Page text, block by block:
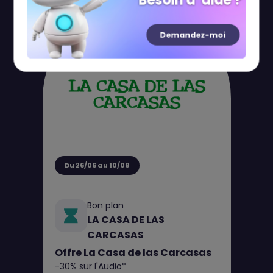
Du 26/06 au 10/08
Bon plan
LA CASA DE LAS
CARCASAS
Offre La Casa de las Carcasas
-30% sur l'Audio*
Demandez-moi